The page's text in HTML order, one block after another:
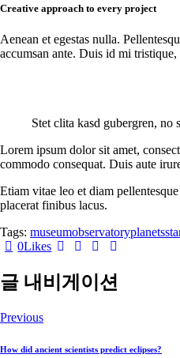
Creative approach to every project
Aenean et egestas nulla.
accumsan ante. Duis id mi
Stet clita kasd gubergren, no
Lorem ipsum dolor sit amet,
commodo consequat. Duis aute
Etiam vitae leo et diam
placerat finibus lacus.
Tags: museumobservatoryplanets
0Likes
글 내비게이션
Previous
How did ancient scientists predict eclipses?